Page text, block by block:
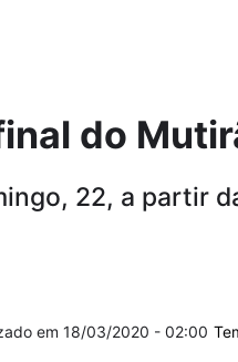
do
22, a partir
18/03/2020 - 02:00